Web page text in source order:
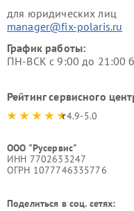
для юридических лиц
manager@fix-polaris.ru
График работы:
ПН-ВСК с 9:00 до 21:00
Рейтинг сервисного
4.9-5.0
ООО "Русервис"
ИНН 7702633247
ОГРН 1077746335776
Поделиться в соц. сетях: